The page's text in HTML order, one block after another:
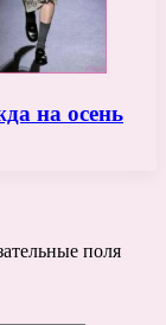
на осень
поля